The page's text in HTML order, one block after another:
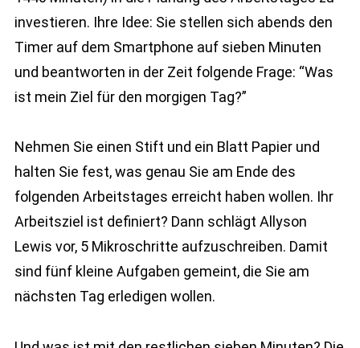
investieren. Ihre Idee: Sie stellen sich abends den
Timer auf dem Smartphone auf sieben Minuten
und beantworten in der Zeit folgende Frage: “Was
ist mein Ziel für den morgigen Tag?”
Nehmen Sie einen Stift und ein Blatt Papier und
halten Sie fest, was genau Sie am Ende des
folgenden Arbeitstages erreicht haben wollen. Ihr
Arbeitsziel ist definiert? Dann schlägt Allyson
Lewis vor, 5 Mikroschritte aufzuschreiben. Damit
sind fünf kleine Aufgaben gemeint, die Sie am
nächsten Tag erledigen wollen.